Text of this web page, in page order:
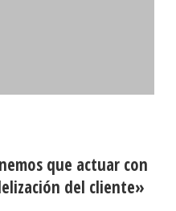
que actuar con
del cliente»